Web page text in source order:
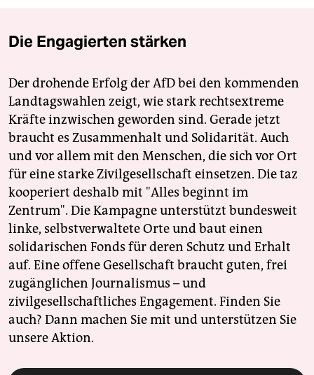
Die Engagierten stärken
Der drohende Erfolg der AfD bei den kommenden
Landtagswahlen zeigt, wie stark rechtsextreme
Kräfte inzwischen geworden sind. Gerade jetzt
braucht es Zusammenhalt und Solidarität. Auch
und vor allem mit den Menschen, die sich vor Ort
für eine starke Zivilgesellschaft einsetzen. Die taz
kooperiert deshalb mit "Alles beginnt im
Zentrum". Die Kampagne unterstützt bundesweit
linke, selbstverwaltete Orte und baut einen
solidarischen Fonds für deren Schutz und Erhalt
auf. Eine offene Gesellschaft braucht guten, frei
zugänglichen Journalismus – und
zivilgesellschaftliches Engagement. Finden Sie
auch? Dann machen Sie mit und unterstützen Sie
unsere Aktion.